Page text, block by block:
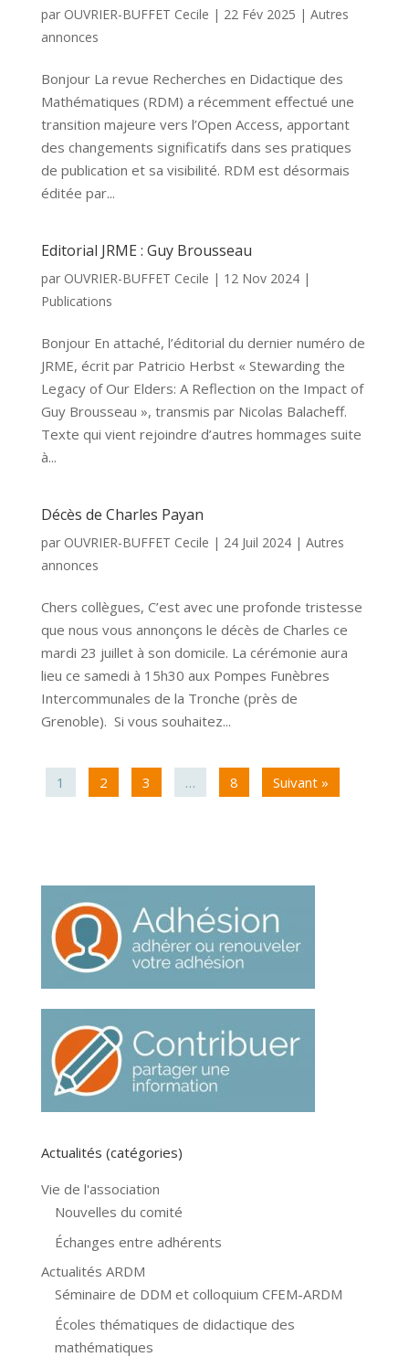
par OUVRIER-BUFFET Cecile | 22 Fév 2025 | Autres
annonces
Bonjour La revue Recherches en Didactique des
Mathématiques (RDM) a récemment effectué une
transition majeure vers l’Open Access, apportant
des changements significatifs dans ses pratiques
de publication et sa visibilité. RDM est désormais
éditée par...
Editorial JRME : Guy Brousseau
par OUVRIER-BUFFET Cecile | 12 Nov 2024|
Publications
Bonjour En attaché, l’éditorial du dernier numéro de
JRME, écrit par Patricio Herbst « Stewarding the
Legacy of Our Elders: A Reflection on the Impact of
Guy Brousseau », transmis par Nicolas Balacheff.
Texte qui vient rejoindre d’autres hommages suite
à...
Décès de Charles Payan
par OUVRIER-BUFFET Cecile | 24 Juil 2024| Autres
annonces
Chers collègues, C’est avec une profonde tristesse
que nous vous annonçons le décès de Charles ce
mardi 23 juillet à son domicile. La cérémonie aura
lieu ce samedi à 15h30 aux Pompes Funèbres
Intercommunales de la Tronche (près de
Grenoble). Si vous souhaitez...
1 2 3 … 8 Suivant »
Actualités (catégories)
Vie de l'association
Nouvelles du comité
Échanges entre adhérents
Actualités ARDM
Séminaire de DDM et colloquium CFEM-ARDM
Écoles thématiques de didactique des
mathématiques